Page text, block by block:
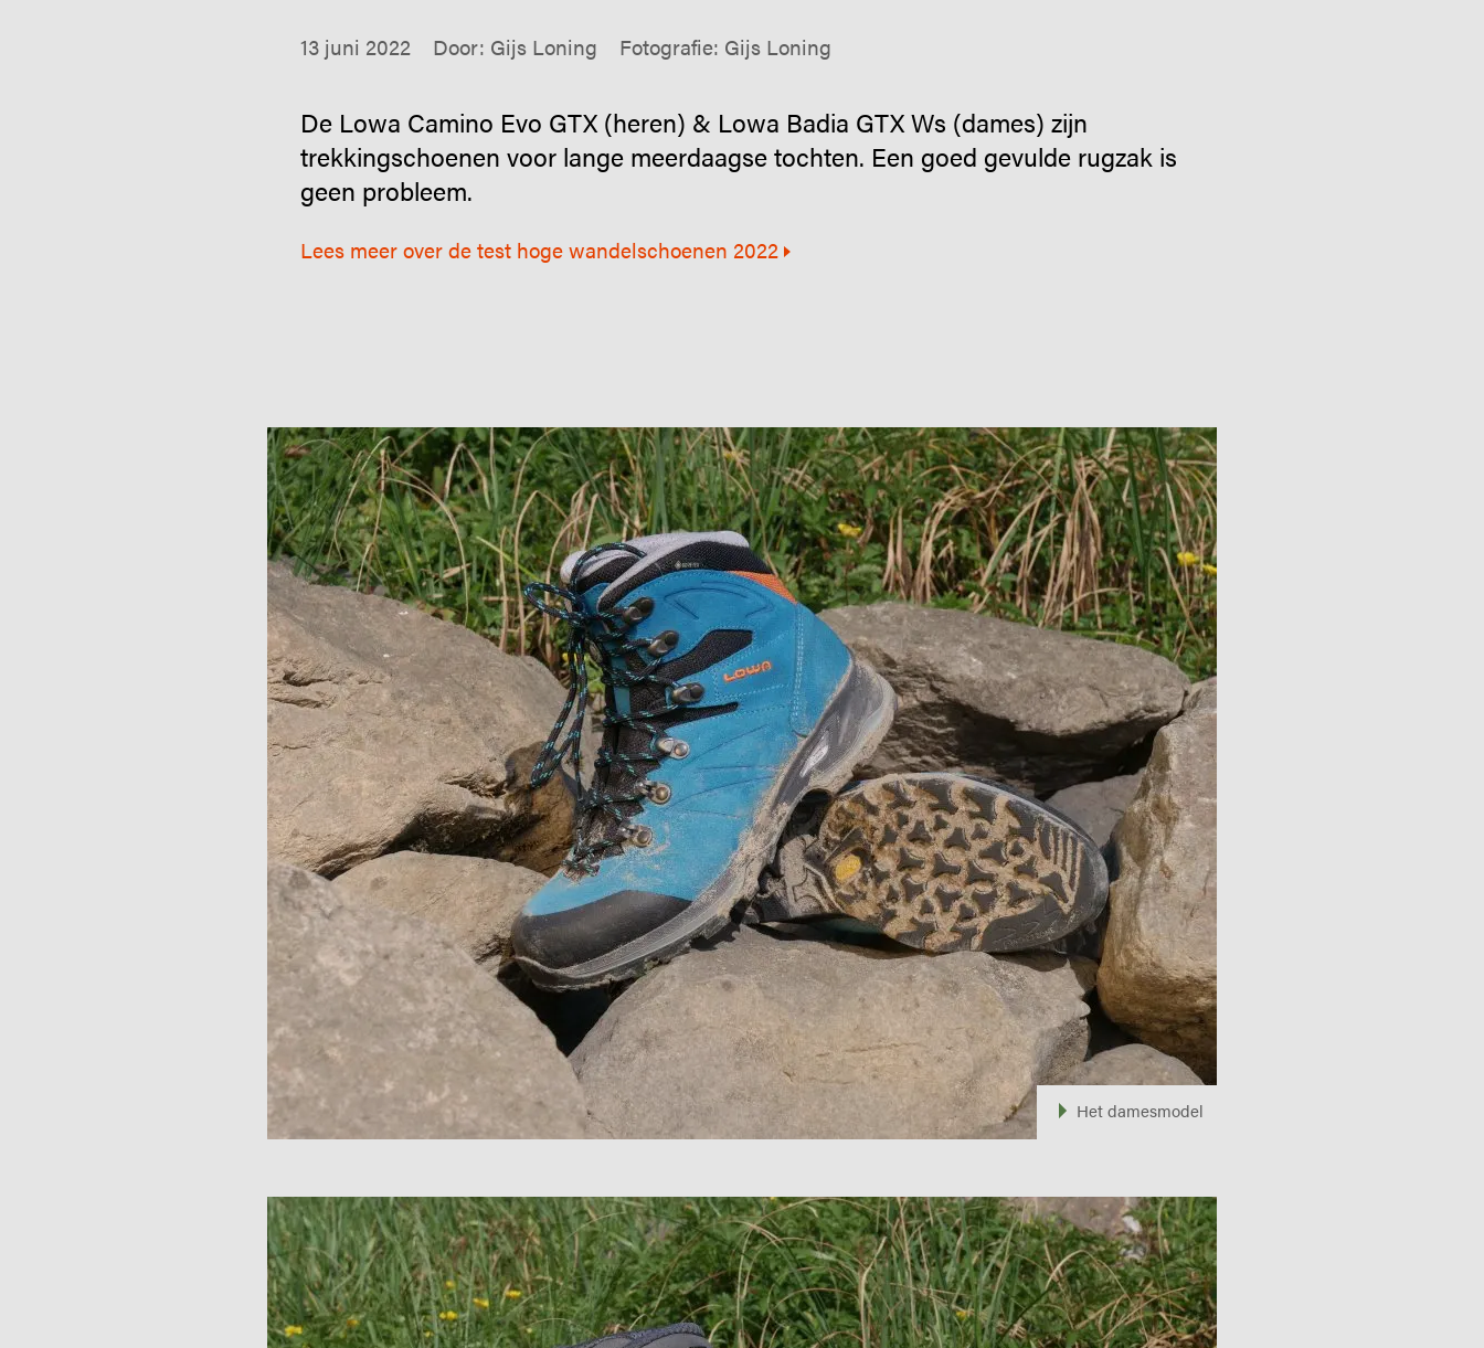
13 juni 2022 Door: Gijs Loning Fotografie: Gijs Loning
De Lowa Camino Evo GTX (heren) & Lowa Badia GTX Ws (dames) zijn
trekkingschoenen voor lange meerdaagse tochten. Een goed gevulde rugzak is
geen probleem.
Lees meer over de test hoge wandelschoenen 2022
Image
Het damesmodel
Image